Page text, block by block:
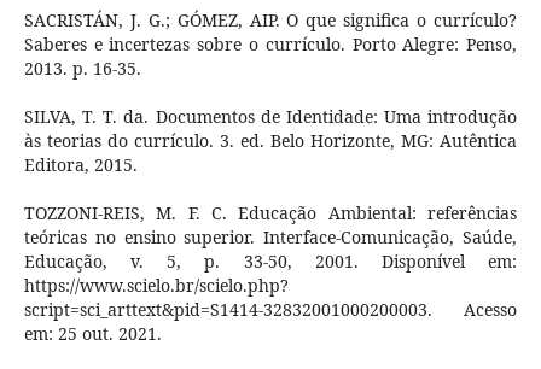
SACRISTÁN, J. G.; GÓMEZ, AIP. O que significa o currículo?
Saberes e incertezas sobre o currículo. Porto Alegre: Penso,
2013. p. 16-35.
SILVA, T. T. da. Documentos de Identidade: Uma introdução
às teorias do currículo. 3. ed. Belo Horizonte, MG: Autêntica
Editora, 2015.
TOZZONI-REIS, M. F. C. Educação Ambiental: referências
teóricas no ensino superior. Interface-Comunicação, Saúde,
Educação, v. 5, p. 33-50, 2001. Disponível em:
https://www.scielo.br/scielo.php?
script=sci_arttext&pid=S1414-32832001000200003. Acesso
em: 25 out. 2021.